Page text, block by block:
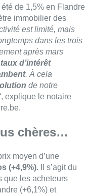
de 1,5% en Flandre
immobilier des
est limité, mais
dans les trois
après mars
d’intérêt
. À cela
de notre
explique le notaire
chères…
moyen d’une
(+4,9%). Il s’agit du
que les acheteurs
(+6,1%) et